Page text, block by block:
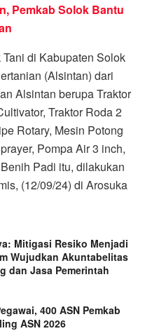
Pemkab Solok Bantu
di Kabupaten Solok
(Alsintan) dari
Alsintan berupa Traktor
Traktor Roda 2
Rotary, Mesin Potong
Pompa Air 3 inch,
Padi itu, dilakukan
(12/09/24) di Arosuka
Mitigasi Resiko Menjadi
Wujudkan Akuntabelitas
dan Jasa Pemerintah
400 ASN Pemkab
ASN 2026